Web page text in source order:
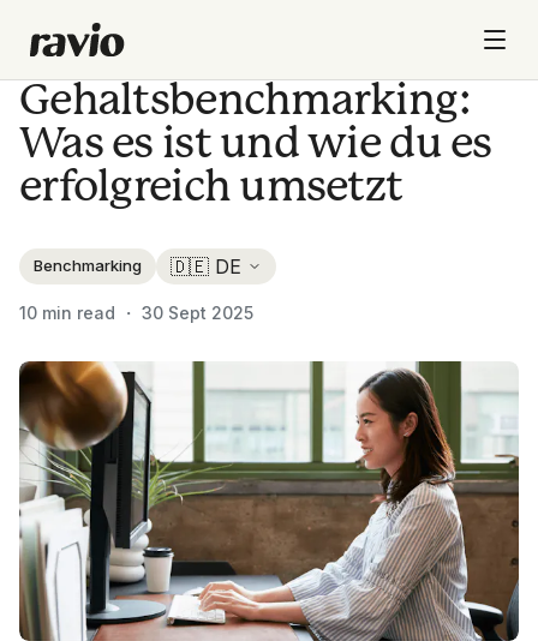
Gehaltsbenchmarking:
Was es ist und wie du es
erfolgreich umsetzt
Benchmarking
10 min read ・ 30 Sept 2025